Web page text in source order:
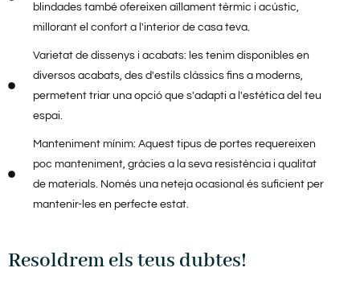
blindades també ofereixen aïllament tèrmic i acústic,
millorant el confort a l'interior de casa teva.
Varietat de dissenys i acabats: les tenim disponibles en
diversos acabats, des d'estils clàssics fins a moderns,
permetent triar una opció que s'adapti a l'estètica del teu
espai.
Manteniment mínim: Aquest tipus de portes requereixen
poc manteniment, gràcies a la seva resistència i qualitat
de materials. Només una neteja ocasional és suficient per
mantenir-les en perfecte estat.
Resoldrem els teus dubtes!